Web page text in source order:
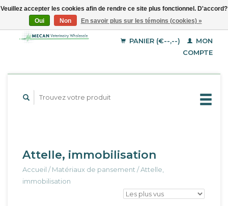
EUR
USD
Français
English
PANIER (€--,--)
MON
COMPTE
Attelle, immobilisation
Accueil /Matériaux de pansement /Attelle,
immobilisation
Veuillez accepter les cookies afin de rendre ce site plus fonctionnel. D'accord?
Oui
Non En savoir plus sur les témoins (cookies) »